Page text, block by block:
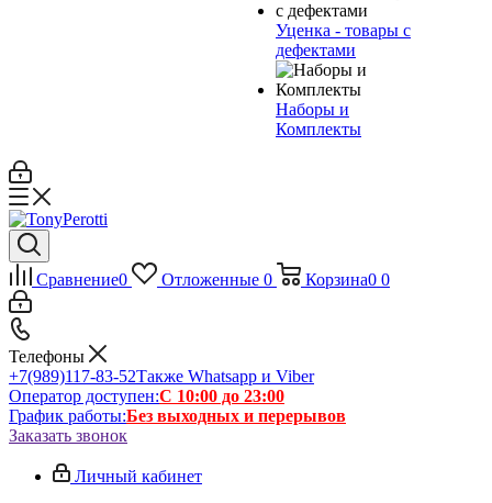
Уценка - товары с
дефектами
Наборы и
Комплекты
Сравнение0 Отложенные 0 Корзина0 0
Телефоны
+7(989)117-83-52Также Whatsapp и Viber
Оператор доступен:С 10:00 до 23:00
График работы:Без выходных и перерывов
Заказать звонок
Личный кабинет